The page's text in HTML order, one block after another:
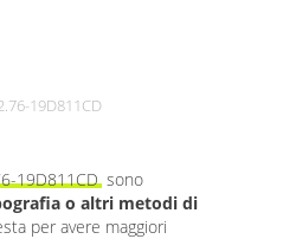
19D811CD
19D811CD sono
o altri metodi di
per avere maggiori